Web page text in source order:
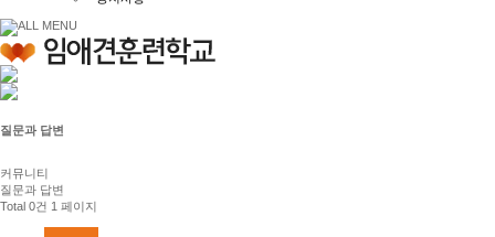
질문과 답변
커뮤니티
질문과 답변
Total 0건 1 페이지